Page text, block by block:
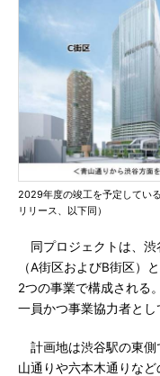
2029年度の竣工を予定してい
リリース、以下同）
同プロジェクトは、渋
（A街区およびB街区）
2つの事業で構成される
一員かつ事業協力者とし
計画地は渋谷駅の東側
山通りや六本木通りな